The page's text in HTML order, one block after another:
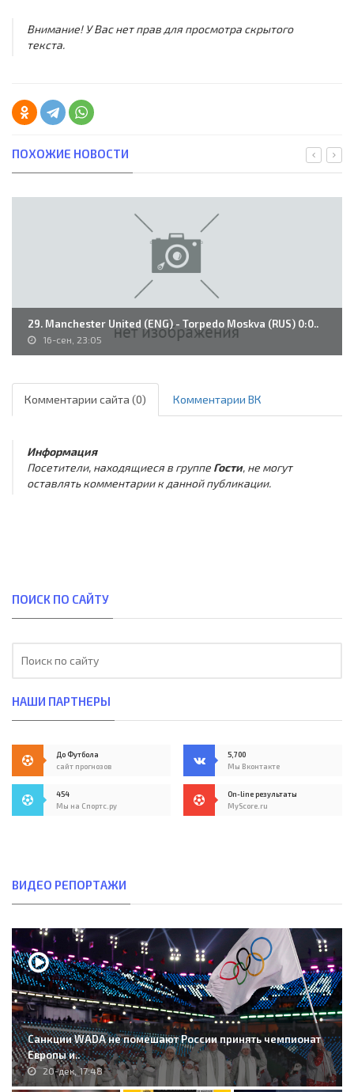
Внимание! У Вас нет прав для просмотра скрытого
текста.
ПОХОЖИЕ НОВОСТИ
29. Manchester United (ENG) - Torpedo Moskva (RUS) 0:0..
16-сен, 23:05
Комментарии сайта (0) Комментарии ВК
Информация
Посетители, находящиеся в группе Гости, не могут
оставлять комментарии к данной публикации.
ПОИСК ПО САЙТУ
НАШИ ПАРТНЕРЫ
До Футбола
сайт прогнозов
5,700
Мы Вконтакте
454
Мы на Спортс.ру
On-line результаты
MyScore.ru
ВИДЕО РЕПОРТАЖИ
Санкции WADA не помешают России принять чемпионат
Европы и..
20-дек, 17:48